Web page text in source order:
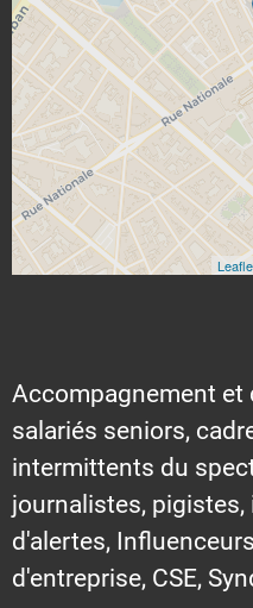
Accompagnement et
salariés seniors,
intermittents du
journalistes,
d'alertes,
d'entreprise, CSE,